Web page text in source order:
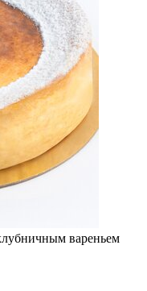
вареньем